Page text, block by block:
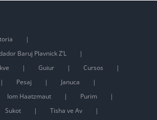
Baruj Plavnick Z’L
Guiur
Cursos
Pesaj
Januca
Iom Haatzmaut
Purim
Sukot
Tisha ve Av